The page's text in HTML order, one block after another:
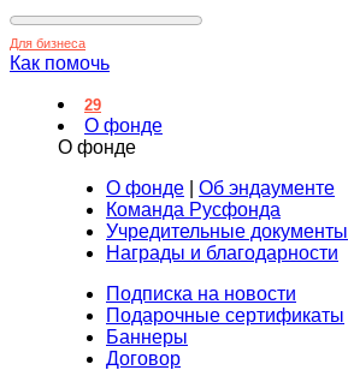
Для бизнеса
Как помочь
29
О фонде
О фонде
О фонде
Об эндаументе
Команда Русфонда
Учредительные документы
Награды и благодарности
Подписка на новости
Подарочные сертификаты
Баннеры
Договор